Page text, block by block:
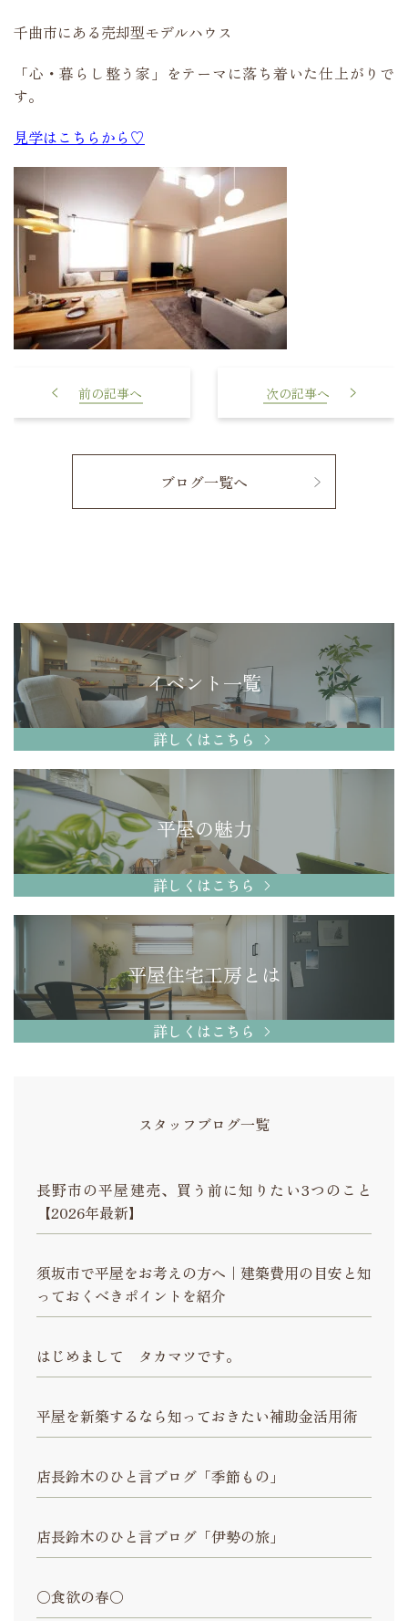
千曲市にある売却型モデルハウス
「心・暮らし整う家」をテーマに落ち着いた仕上がりで
す。
見学はこちらから♡
ブログ一覧へ
イベント一覧
詳しくはこちら
平屋の魅力
詳しくはこちら
平屋住宅工房とは
詳しくはこちら
スタッフブログ一覧
長野市の平屋建売、買う前に知りたい3つのこと
【2026年最新】
須坂市で平屋をお考えの方へ｜建築費用の目安と知
っておくべきポイントを紹介
はじめまして タカマツです。
平屋を新築するなら知っておきたい補助金活用術
店長鈴木のひと言ブログ「季節もの」
店長鈴木のひと言ブログ「伊勢の旅」
〇食欲の春〇